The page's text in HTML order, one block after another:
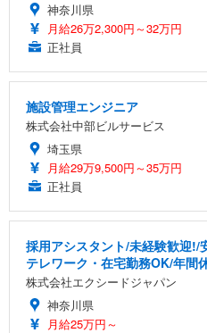
神奈川県
月給26万2,300円～32万円
正社員
施設管理エンジニア
株式会社中部ビルサービス
埼玉県
月給29万9,500円～35万円
正社員
採用アシスタント/未経験歓迎!/
テレワーク・在宅勤務OK/年間
株式会社エクシードジャパン
神奈川県
月給25万円～